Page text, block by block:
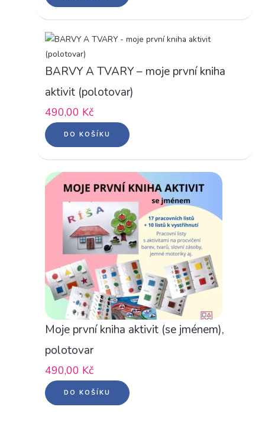
BARVY A TVARY – moje první kniha
aktivit (polotovar)
490,00 Kč
DO KOŠÍKU
Moje první kniha aktivit (se jménem),
polotovar
490,00 Kč
DO KOŠÍKU